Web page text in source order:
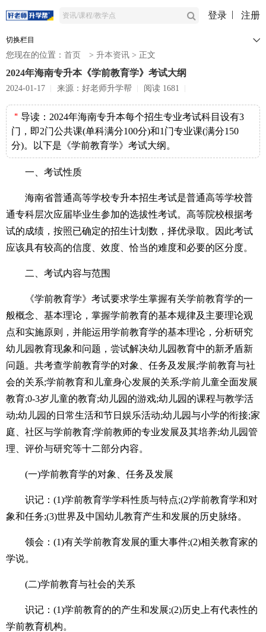
登录 注册
切换栏目
您现在的位置： 首页 > 升本资讯 > 正文
​2024年海南专升本《学前教育学》考试大纲
2024-01-17 来源：好老师升学帮 阅读 1681
＂ 导读： ​2024年海南专升本每个招生专业考试科目设有3
门，即2门公共课(单科满分100分)和1门专业课(满分150
分)。以下是《学前教育学》考试大纲。
一、考试性质
海南省普通高等学校专升本招生考试是普通高等学校普
通专科层次应届毕业生参加的选拔性考试。高等院校根据考
试的成绩，按照已确定的招生计划数，择优录取。因此考试
应该具有较高的信度、效度、恰当的难度和必要的区分度。
二、考试内容与范围
《学前教育学》考试要求学生掌握有关学前教育学的一
般概念、基本理论，掌握学前教育的基本规律及主要理论观
点和实施原则，并能运用学前教育学的基本理论，分析研究
幼儿园教育现象和问题，尝试解决幼儿园教育中的新矛盾新
问题。共考查学前教育学的对象、任务及发展;学前教育与社
会的关系;学前教育和儿童身心发展的关系;学前儿童全面发展
教育;0-3岁儿童的教育;幼儿园的游戏;幼儿园的课程与教学活
动;幼儿园的日常生活和节日娱乐活动;幼儿园与小学的衔接;家
庭、社区与学前教育;学前教师的专业发展及其培养;幼儿园管
理、评价与研究等十二部分内容。
(一)学前教育学的对象、任务及发展
识记：(1)学前教育学学科性质与特点;(2)学前教育学和对
象和任务;(3)世界及中国幼儿教育产生和发展的历史脉络。
领会：(1)有关学前教育发展的重大事件;(2)相关教育家的
学说。
(二)学前教育与社会的关系
识记：(1)学前教育的的产生和发展;(2)历史上有代表性的
学前教育机构。